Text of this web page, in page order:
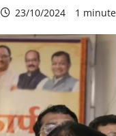
23/10/2024 1